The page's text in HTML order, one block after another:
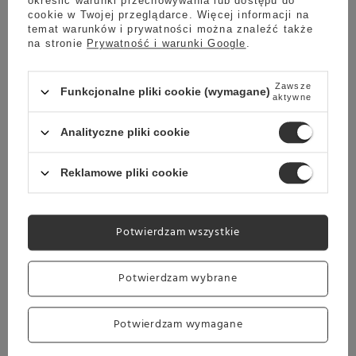
pozbędziesz się tłuszczu oraz osadu ze ścianek
swojego ekspresu do kawy. Regularne stosowanie
środków czyszczących Saeco, gwarantuje
wyśmienity smak przygotowywanej kawy oraz
wydłuża żywotność Twojego ekspresu.
Rodzaj:Tabletki
Marka
SAECO
Podmiot odpowiedzialny za
ten produkt na terenie UE
Evoca S.p.A Więcej
Symbol
8720389000423
cookie w Twojej przeglądarce. Więcej informacji na
temat warunków i prywatności można znaleźć także
na stronie Prywatność i warunki Google .
Funkcjonalne pliki cookie (wymagane) Zawsze
aktywne
Analityczne pliki cookie
Reklamowe pliki cookie
Potwierdzam wybrane
Potwierdzam wymagane
Potwierdzam wszystkie